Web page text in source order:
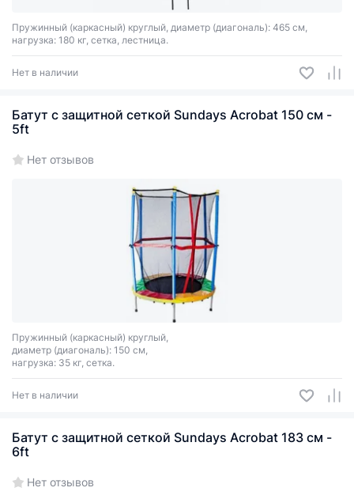
Пружинный (каркасный) круглый, диаметр (диагональ): 465 см,
нагрузка: 180 кг, сетка, лестница.
Нет в наличии
Батут с защитной сеткой Sundays Acrobat 150 см -
5ft
Нет отзывов
Пружинный (каркасный) круглый,
диаметр (диагональ): 150 см,
нагрузка: 35 кг, сетка.
Нет в наличии
Батут с защитной сеткой Sundays Acrobat 183 см -
6ft
Нет отзывов